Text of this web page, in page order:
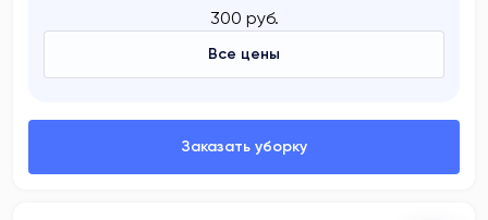
300 руб.
Все цены